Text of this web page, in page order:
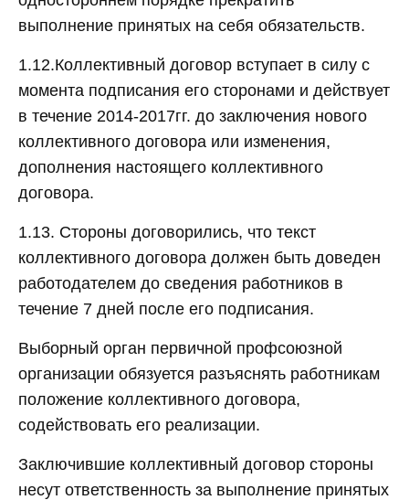
выполнение принятых на себя обязательств.
1.12.Коллективный договор вступает в силу с
момента подписания его сторонами и действует
в течение 2014-2017гг. до заключения нового
коллективного договора или изменения,
дополнения настоящего коллективного
договора.
1.13. Стороны договорились, что текст
коллективного договора должен быть доведен
работодателем до сведения работников в
течение 7 дней после его подписания.
Выборный орган первичной профсоюзной
организации обязуется разъяснять работникам
положение коллективного договора,
содействовать его реализации.
Заключившие коллективный договор стороны
несут ответственность за выполнение принятых